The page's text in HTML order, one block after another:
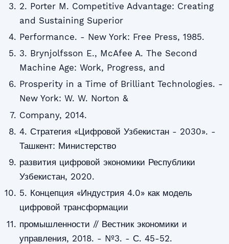
2. Porter M. Competitive Advantage: Creating
and Sustaining Superior
Performance. - New York: Free Press, 1985.
3. Brynjolfsson E., McAfee A. The Second
Machine Age: Work, Progress, and
Prosperity in a Time of Brilliant Technologies. -
New York: W. W. Norton &
Company, 2014.
4. Стратегия «Цифровой Узбекистан - 2030». -
Ташкент: Министерство
развития цифровой экономики Республики
Узбекистан, 2020.
5. Концепция «Индустрия 4.0» как модель
цифровой трансформации
промышленности // Вестник экономики и
управления, 2018. - №3. - С. 45-52.